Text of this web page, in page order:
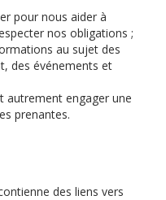
pour nous aider à
nos obligations ;
au sujet des
des événements et
autrement engager une
prenantes.
des liens vers